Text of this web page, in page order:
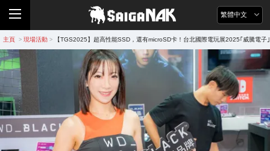
繁體中文
主頁 > 現場活動 > 【TGS2025】超高性能SSD，還有microSD卡！台北國際電玩展2025｢威騰電子